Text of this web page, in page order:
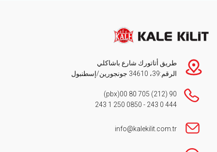
طريق أتاتورك شارع باشاكلي
الرقم:39، 34610 جونجورين/إسطنبول
90 (212) 705 80 00
(pbx)
444 0 243
-
0850 250 1 243
info@kalekilit.com.tr